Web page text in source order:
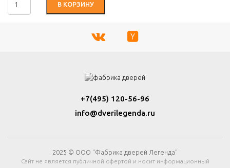
В КОРЗИНУ
+7(495) 120-56-96
info@dverilegenda.ru
2025 © ООО "Фабрика дверей Легенда"
Сайт не является публичной офертой и носит информационный